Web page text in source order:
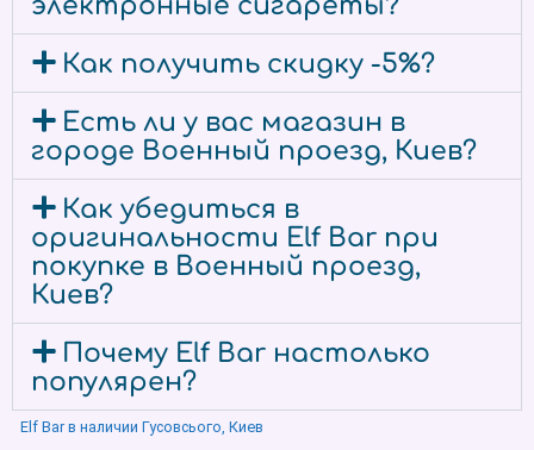
электронные сигареты?
Как получить скидку -5%?
Есть ли у вас магазин в
городе Военный проезд, Киев?
Как убедиться в
оригинальности Elf Bar при
покупке в Военный проезд,
Киев?
Почему Elf Bar настолько
популярен?
Elf Bar в наличии Гусовсього, Киев